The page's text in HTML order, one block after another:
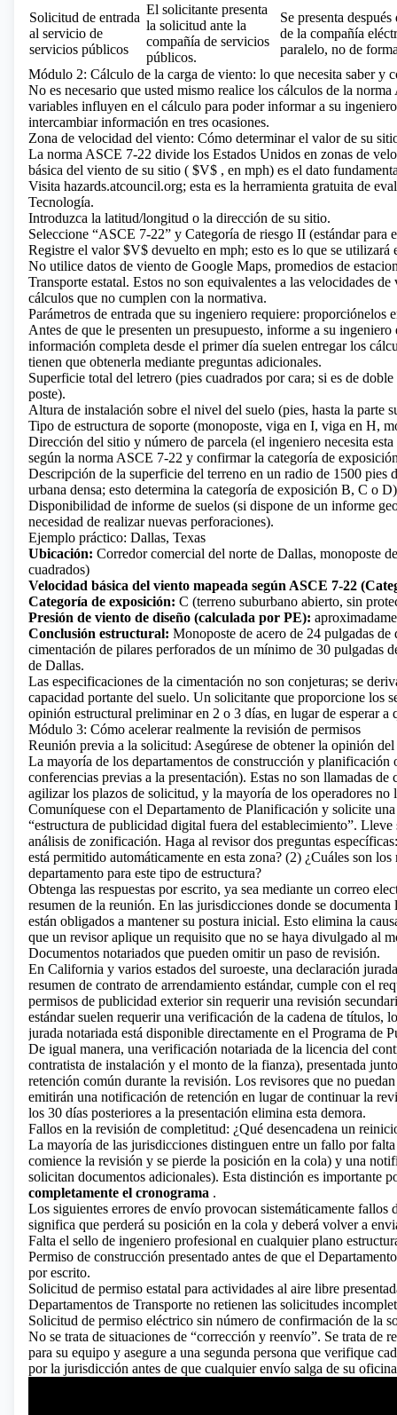
Solicitud de entrada
al servicio de
servicios públicos
El solicitante presenta
la solicitud ante la
compañía de servicios
públicos.
Se presenta
de la compañía
paralelo, no de
Módulo 2: Cálculo de la carga de viento: lo que necesita saber y
No es necesario que usted mismo realice los cálculos de la
variables influyen en el cálculo para poder informar a su
intercambiar información en tres ocasiones.
Zona de velocidad del viento: Cómo determinar el valor de su
La norma ASCE 7-22 divide los Estados Unidos en zonas de
básica del viento de su sitio ( $V$ , en mph) es el dato
Visita hazards.atcouncil.org; esta es la herramienta gratuita de
Tecnología.
Introduzca la latitud/longitud o la dirección de su sitio.
Seleccione “ASCE 7-22” y Categoría de riesgo II (estándar para
Registre el valor$V$ devuelto en mph; esto es lo que se utilizará
No utilice datos de viento de Google Maps, promedios de
Transporte estatal. Estos no son equivalentes a las velocidades
cálculos que no cumplen con la normativa.
Parámetros de entrada que su ingeniero requiere: proporciónelos
Antes de que le presenten un presupuesto, informe a su
información completa desde el primer día suelen entregar los
tienen que obtenerla mediante preguntas adicionales.
Superficie total del letrero (pies cuadrados por cara; si es de
poste).
Altura de instalación sobre el nivel del suelo (pies, hasta la parte
Tipo de estructura de soporte (monoposte, viga en I, viga en H,
Dirección del sitio y número de parcela (el ingeniero necesita
según la norma ASCE 7-22 y confirmar la categoría de
Descripción de la superficie del terreno en un radio de 1500 pies
urbana densa; esto determina la categoría de exposición B, C o
Disponibilidad de informe de suelos (si dispone de un informe
necesidad de realizar nuevas perforaciones).
Ejemplo práctico: Dallas, Texas
Ubicación: Corredor comercial del norte de Dallas, monoposte
cuadrados)
Velocidad básica del viento mapeada según ASCE 7-22
Categoría de exposición: C (terreno suburbano abierto, sin
Presión de viento de diseño (calculada por PE):
Conclusión estructural: Monoposte de acero de 24 pulgadas
cimentación de pilares perforados de un mínimo de 30 pulgadas
de Dallas.
Las especificaciones de la cimentación no son conjeturas; se
capacidad portante del suelo. Un solicitante que proporcione los
opinión estructural preliminar en 2 o 3 días, en lugar de esperar
Módulo 3: Cómo acelerar realmente la revisión de permisos
Reunión previa a la solicitud: Asegúrese de obtener la opinión
La mayoría de los departamentos de construcción y
conferencias previas a la presentación). Estas no son llamadas
agilizar los plazos de solicitud, y la mayoría de los operadores no
Comuníquese con el Departamento de Planificación y solicite
“estructura de publicidad digital fuera del establecimiento”.
análisis de zonificación. Haga al revisor dos preguntas
está permitido automáticamente en esta zona? (2) ¿Cuáles son
departamento para este tipo de estructura?
Obtenga las respuestas por escrito, ya sea mediante un correo
resumen de la reunión. En las jurisdicciones donde se
están obligados a mantener su postura inicial. Esto elimina la
que un revisor aplique un requisito que no se haya divulgado al
Documentos notariados que pueden omitir un paso de revisión.
En California y varios estados del suroeste, una declaración
resumen de contrato de arrendamiento estándar, cumple con el
permisos de publicidad exterior sin requerir una revisión
estándar suelen requerir una verificación de la cadena de títulos,
jurada notariada está disponible directamente en el Programa
De igual manera, una verificación notariada de la licencia del
contratista de instalación y el monto de la fianza), presentada
retención común durante la revisión. Los revisores que no
emitirán una notificación de retención en lugar de continuar la
los 30 días posteriores a la presentación elimina esta demora.
Fallos en la revisión de completitud: ¿Qué desencadena un
La mayoría de las jurisdicciones distinguen entre un fallo por
comience la revisión y se pierde la posición en la cola) y una
solicitan documentos adicionales). Esta distinción es importante
completamente el cronograma .
Los siguientes errores de envío provocan sistemáticamente
significa que perderá su posición en la cola y deberá volver a
Falta el sello de ingeniero profesional en cualquier plano
Permiso de construcción presentado antes de que el
por escrito.
Solicitud de permiso estatal para actividades al aire libre
Departamentos de Transporte no retienen las solicitudes
Solicitud de permiso eléctrico sin número de confirmación de la
No se trata de situaciones de “corrección y reenvío”. Se trata
para su equipo y asegure a una segunda persona que verifique
por la jurisdicción antes de que cualquier envío salga de su